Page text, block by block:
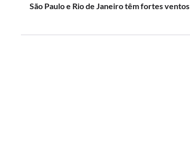
São Paulo e Rio de Janeiro têm fortes ventos